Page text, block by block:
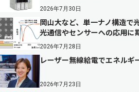
2026年7月30日
岡山大など、単一ナノ構造
光通信やセンサーへの応用に
2026年7月28日
レーザー無線給電でエネルギ
2026年7月23日